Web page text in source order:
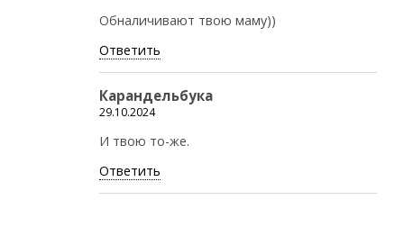
Обналичивают твою маму))
Ответить
Карандельбука
29.10.2024
И твою то-же.
Ответить